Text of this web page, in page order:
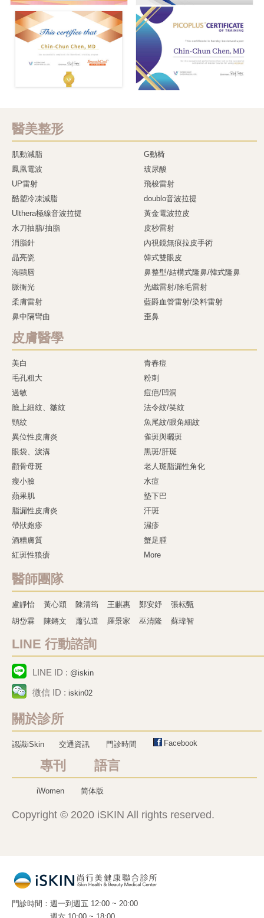
醫美整形
肌動減脂
G動椅
鳳凰電波
玻尿酸
UP雷射
飛梭雷射
酷塑冷凍減脂
doublo音波拉提
Ulthera極線音波拉提
黃金電波拉皮
水刀抽脂/抽脂
皮秒雷射
消脂針
內視鏡無痕拉皮手術
晶亮瓷
韓式雙眼皮
海鷗唇
鼻整型/結構式隆鼻/韓式隆鼻
脈衝光
光纖雷射/除毛雷射
柔膚雷射
藍爵血管雷射/染料雷射
鼻中隔彎曲
歪鼻
皮膚醫學
美白
青春痘
毛孔粗大
粉刺
過敏
痘疤/凹洞
臉上細紋、皺紋
法令紋/笑紋
頸紋
魚尾紋/眼角細紋
異位性皮膚炎
雀斑與曬斑
眼袋、淚溝
黑斑/肝斑
顴骨母斑
老人斑脂漏性角化
瘦小臉
水痘
蘋果肌
墊下巴
脂漏性皮膚炎
汗斑
帶狀皰疹
濕疹
酒糟膚質
蟹足腫
紅斑性狼瘡
More
醫師團隊
盧靜怡 黃心穎 陳清筠 王麒惠 鄭安妤
張耘甄
胡岱霖
陳鏘文 蕭弘道 羅景家 巫清隆 蘇瑋智
LINE 行動諮詢
LINE ID : @iskin
微信 ID : iskin02
關於診所
認識iSkin 交通資訊 門診時間 Facebook
專刊 語言
iWomen 简体版
Copyright © 2020 iSKIN All rights reserved.
門診時間
週一到週五 12:00 ~ 20:00